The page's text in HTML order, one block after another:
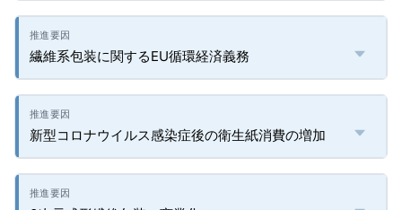
繊維系包装に関するEU循環経済義務
新型コロナウイルス感染症後の衛生紙消費の増加